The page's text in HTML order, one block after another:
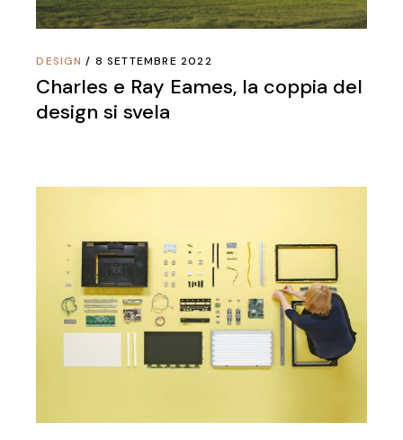
DESIGN 8 SETTEMBRE 2022
Charles e Ray Eames, la coppia del
design si svela